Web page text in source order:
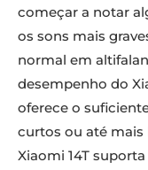
começar a notar
os sons mais
normal em
desempenho do
oferece o
curtos ou até mais
Xiaomi 14T